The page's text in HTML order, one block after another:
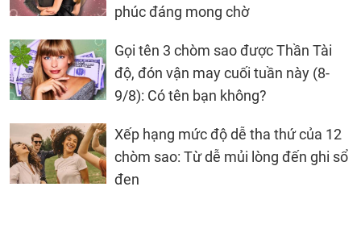
phúc đáng mong chờ
Gọi tên 3 chòm sao được Thần Tài
độ, đón vận may cuối tuần này (8-
9/8): Có tên bạn không?
Xếp hạng mức độ dễ tha thứ của 12
chòm sao: Từ dễ mủi lòng đến ghi sổ
đen